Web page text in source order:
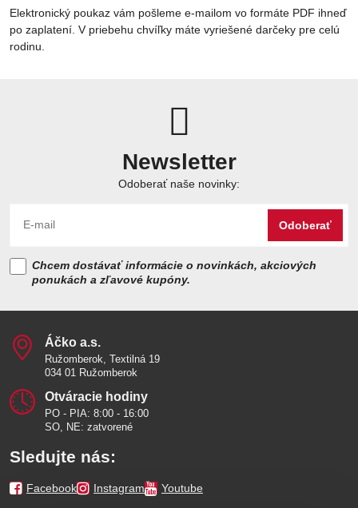
Elektronický poukaz vám pošleme e-mailom vo formáte PDF ihneď
po zaplatení. V priebehu chvíľky máte vyriešené darčeky pre celú
rodinu.
Newsletter
Odoberať naše novinky:
Odoberať
Chcem dostávať informácie o novinkách, akciových
ponukách a zľavové kupóny.
Áčko a​.s​.
Ružomberok, Textilná 19
034 01 Ružomberok
Otváracie hodiny
PO - PIA: 8:00 - 16:00
SO, NE: zatvorené
Sledujte nás:
Facebook Instagram Youtube